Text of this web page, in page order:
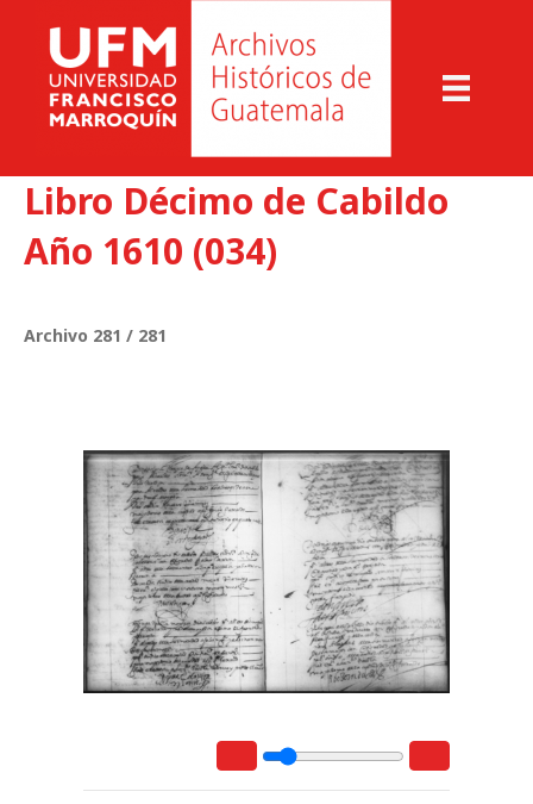
Libro Décimo de Cabildo
Año 1610 (034)
Archivo 281 / 281